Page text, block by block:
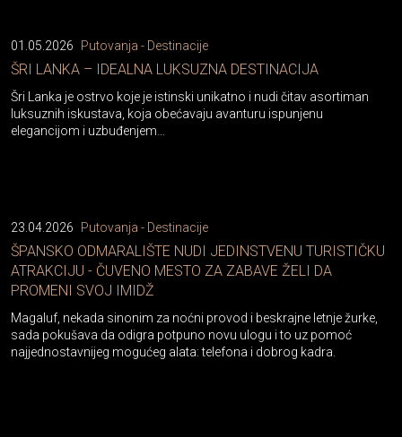
01.05.2026 Putovanja - Destinacije
ŠRI LANKA – IDEALNA LUKSUZNA DESTINACIJA
Šri Lanka je ostrvo koje je istinski unikatno i nudi čitav asortiman
luksuznih iskustava, koja obećavaju avanturu ispunjenu
elegancijom i uzbuđenjem…
23.04.2026 Putovanja - Destinacije
ŠPANSKO ODMARALIŠTE NUDI JEDINSTVENU TURISTIČKU
ATRAKCIJU - ČUVENO MESTO ZA ZABAVE ŽELI DA
PROMENI SVOJ IMIDŽ
Magaluf, nekada sinonim za noćni provod i beskrajne letnje žurke,
sada pokušava da odigra potpuno novu ulogu i to uz pomoć
najjednostavnijeg mogućeg alata: telefona i dobrog kadra.